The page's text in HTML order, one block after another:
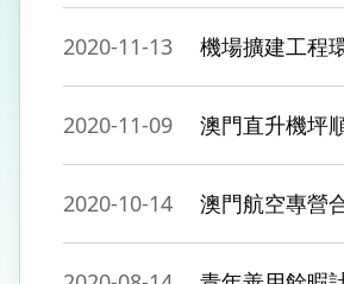
2020-11-13 機場擴建工程
2020-11-09 澳門直升機坪
2020-10-14 澳門航空專營